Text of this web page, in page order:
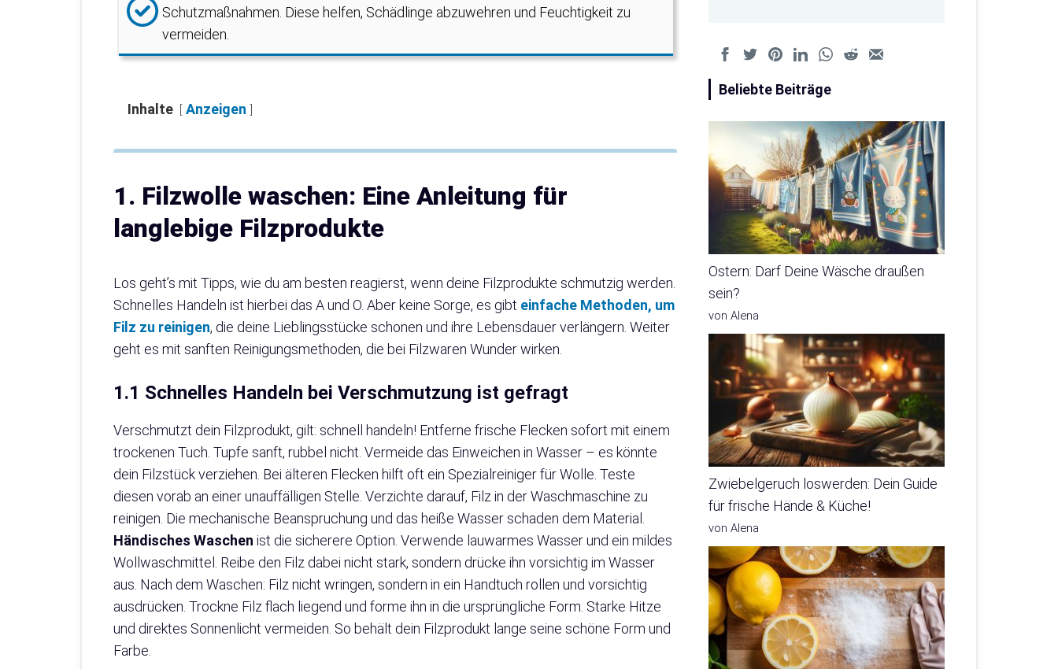
Schutzmaßnahmen. Diese helfen, Schädlinge abzuwehren und Feuchtigkeit zu
vermeiden.
Inhalte Anzeigen
1. Filzwolle waschen: Eine Anleitung für
langlebige Filzprodukte
Los geht’s mit Tipps, wie du am besten reagierst, wenn deine Filzprodukte schmutzig werden.
Schnelles Handeln ist hierbei das A und O. Aber keine Sorge, es gibt einfache Methoden, um
Filz zu reinigen, die deine Lieblingsstücke schonen und ihre Lebensdauer verlängern. Weiter
geht es mit sanften Reinigungsmethoden, die bei Filzwaren Wunder wirken.
1.1 Schnelles Handeln bei Verschmutzung ist gefragt
Verschmutzt dein Filzprodukt, gilt: schnell handeln! Entferne frische Flecken sofort mit einem
trockenen Tuch. Tupfe sanft, rubbel nicht. Vermeide das Einweichen in Wasser – es könnte
dein Filzstück verziehen. Bei älteren Flecken hilft oft ein Spezialreiniger für Wolle. Teste
diesen vorab an einer unauffälligen Stelle. Verzichte darauf, Filz in der Waschmaschine zu
reinigen. Die mechanische Beanspruchung und das heiße Wasser schaden dem Material.
Händisches Waschen ist die sicherere Option. Verwende lauwarmes Wasser und ein mildes
Wollwaschmittel. Reibe den Filz dabei nicht stark, sondern drücke ihn vorsichtig im Wasser
aus. Nach dem Waschen: Filz nicht wringen, sondern in ein Handtuch rollen und vorsichtig
ausdrücken. Trockne Filz flach liegend und forme ihn in die ursprüngliche Form. Starke Hitze
und direktes Sonnenlicht vermeiden. So behält dein Filzprodukt lange seine schöne Form und
Farbe.
Beliebte Beiträge
Ostern: Darf Deine Wäsche draußen
sein?
von Alena
Zwiebelgeruch loswerden: Dein Guide
für frische Hände & Küche!
von Alena